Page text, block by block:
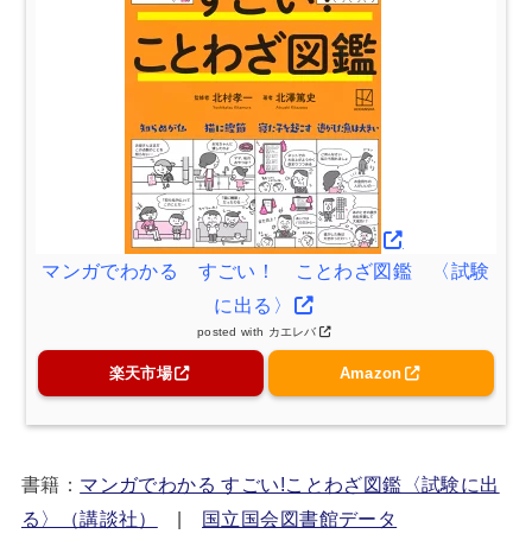
マンガでわかる すごい！ ことわざ図鑑 〈試験
に出る〉
posted with カエレバ
楽天市場 Amazon
書籍： マンガでわかる すごい!ことわざ図鑑〈試験に出
る〉（講談社）
| 国立国会図書館データ